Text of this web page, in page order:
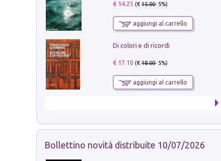
€ 14.25 (€15.00- 5%)
aggiungi al carrello
Di colori e di ricordi
€ 17.10 (€18.00- 5%)
aggiungi al carrello
Bollettino novità distribuite 10/07/2026